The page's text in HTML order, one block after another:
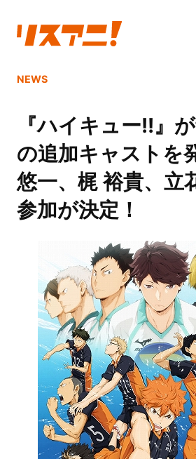
NEWS
『ハイキュー!!』
の追加キャストを
悠一、梶 裕貴、立
参加が決定！